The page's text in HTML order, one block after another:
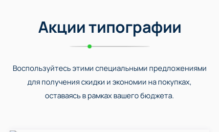
Акции типографии
Воспользуйтесь этими специальными предложениями
для получения скидки и экономии на покупках,
оставаясь в рамках вашего бюджета.